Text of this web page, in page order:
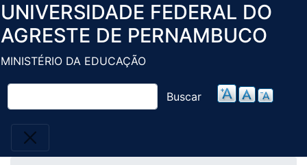
UNIVERSIDADE FEDERAL DO
AGRESTE DE PERNAMBUCO
MINISTÉRIO DA EDUCAÇÃO
Buscar